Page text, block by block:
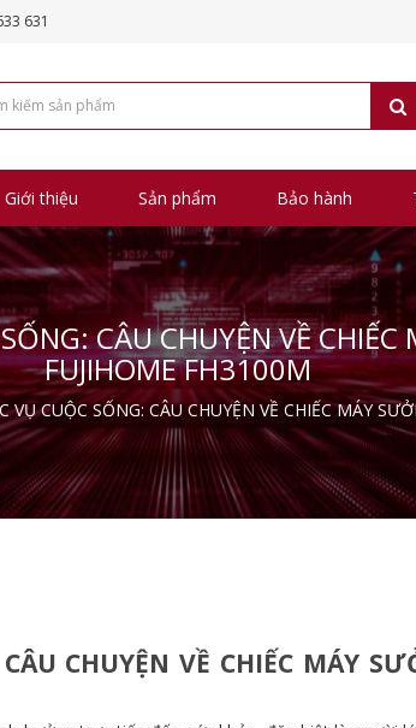
631
Giới thiệu Sản phẩm Bảo hành
CÂU CHUYỆN VỀ
FUJIHOME FH3100M
VỤ CUỘC SỐNG: CÂU CHUYỆN VỀ CHIẾC MÁY
CHUYỆN VỀ CHIẾC MÁY